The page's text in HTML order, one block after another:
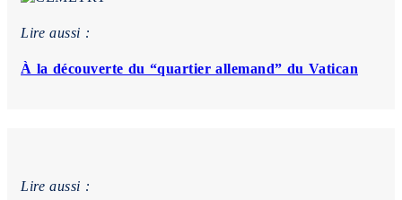
Lire aussi :
À la découverte du “quartier allemand” du Vatican
Lire aussi :